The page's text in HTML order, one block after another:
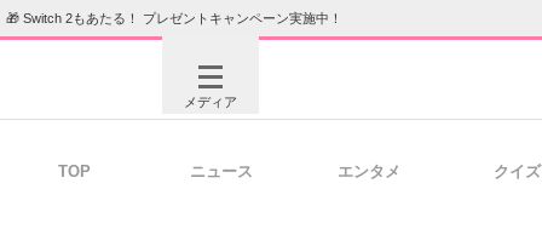
🎁 Switch 2もあたる！ プレゼントキャンペーン実施中！
メディア
TOP ニュース エンタメ クイズ